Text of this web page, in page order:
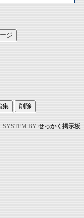
SYSTEM BY せっかく掲示板